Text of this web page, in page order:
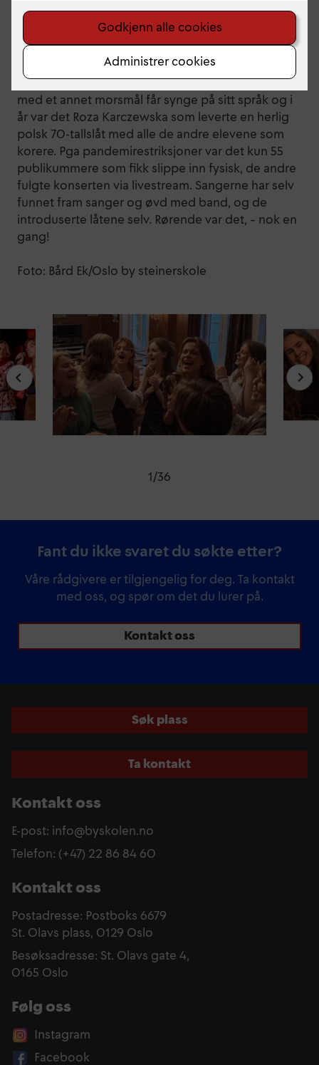
Visescene på Bislett, landets sentrum for
sangkunst fremført på norsk. Josefinekonserten er
sangernes årlige prosjekt med norsk på norsk. For
noen er det en gyllen mulighet til å framføre
egenkomponerte sanger – på norsk. Våre elever
med et annet morsmål får synge på sitt språk og i
år var det Roza Karczewska som leverte en herlig
polsk 70-tallslåt med alle de andre elevene som
korere. Pga pandemirestriksjoner var det kun 55
publikummere som fikk slippe inn fysisk, de andre
fulgte konserten via livestream. Sangerne har selv
funnet fram sanger og øvd med band, og de
introduserte låtene selv. Rørende var det, – nok en
gang!
Foto: Bård Ek/Oslo by steinerskole
1/36
Fant du ikke svaret du søkte etter?
Våre rådgivere er tilgjengelig for deg. Ta kontakt
med oss, og spør om det du lurer på.
Kontakt oss
Søk plass
Ta kontakt
Kontakt oss
E-post: info@byskolen.no
Telefon: (+47) 22 86 84 60
Kontakt oss
Postadresse: Postboks 6679
St. Olavs plass, 0129 Oslo
Besøksadresse: St. Olavs gate 4,
0165 Oslo
Følg oss
Instagram
Facebook